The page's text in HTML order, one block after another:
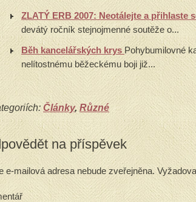
ZLATÝ ERB 2007: Neotálejte a přihlaste
devátý ročník stejnojmenné soutěže o...
Běh kancelářských krys Pohybumilovné
nelítostnému běžeckému boji již...
Články, Různé
na příspěvek
e-mailová adresa nebude zveřejněna.